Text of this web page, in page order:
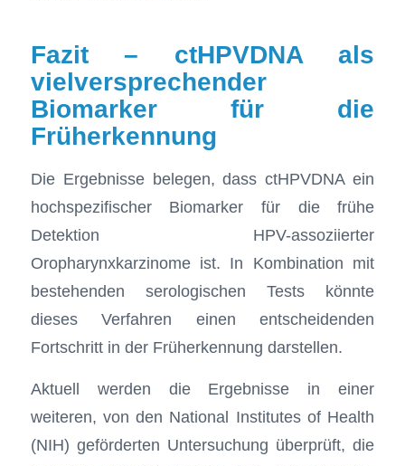
Fazit – ctHPVDNA als
vielversprechender
Biomarker für die
Früherkennung
Die Ergebnisse belegen, dass ctHPVDNA ein
hochspezifischer Biomarker für die frühe
Detektion HPV-assoziierter
Oropharynxkarzinome ist. In Kombination mit
bestehenden serologischen Tests könnte
dieses Verfahren einen entscheidenden
Fortschritt in der Früherkennung darstellen.
Aktuell werden die Ergebnisse in einer
weiteren, von den National Institutes of Health
(NIH) geförderten Untersuchung überprüft, die